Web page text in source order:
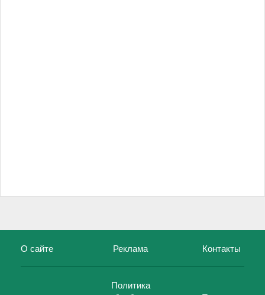
О сайте Реклама Контакты
Политика